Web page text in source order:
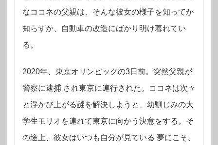
なココネの父親は、そんな彼女の様子を知ってか
知らずか、自動車の改造にばかり明け暮れてい
る。
2020年、東京オリンピックの3日前。突然父親が
警察に逮捕 され東京に連行された。ココネは次々
と浮かび上がる謎を解決しようと、幼馴じみの大
学生モリオを連れて東京に向かう決意をする。そ
の途上、彼女はいつも自分が見ている 夢にこそ、